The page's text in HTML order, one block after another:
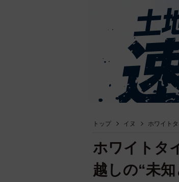
トップ イヌ ホワイト
ホワイトタ
越しの“未